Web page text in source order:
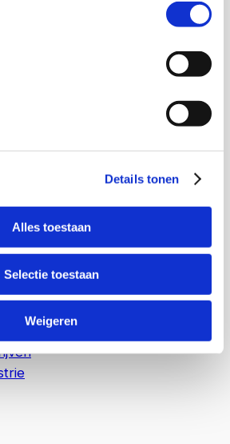
Details tonen
Alles toestaan
Selectie toestaan
Weigeren
en geavanceerde
meer
Hotels en recreatie
Gezondheidszorg
Agrarische sector